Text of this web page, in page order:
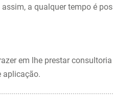
a qualquer tempo é
em lhe prestar
aplicação.